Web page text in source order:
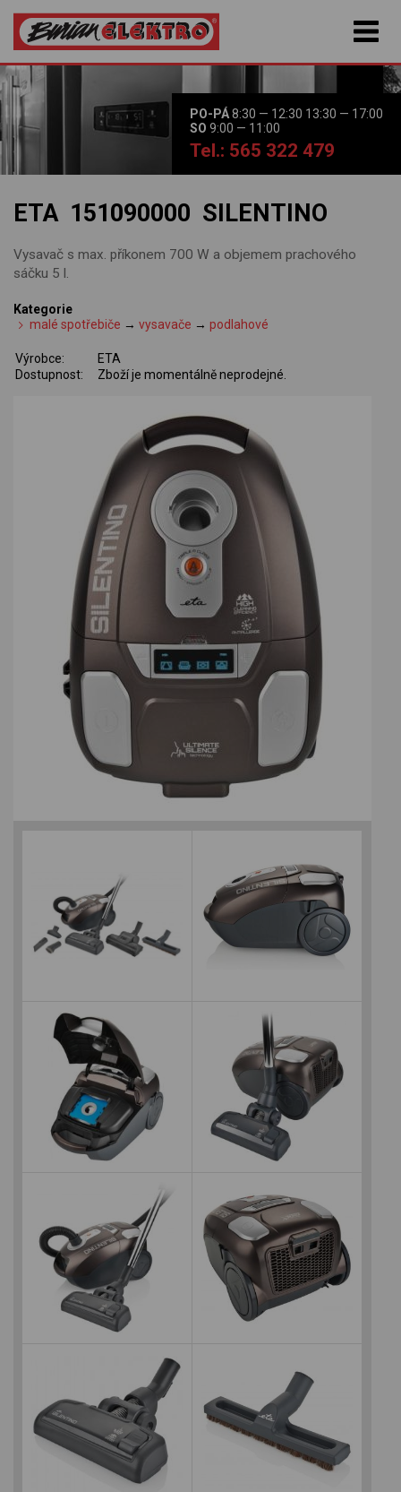
PO-PÁ8:30 — 12:30 13:30 — 17:00
SO 9:00 — 11:00
Tel.: 565 322 479
ETA 151090000 SILENTINO
Vysavač s max. příkonem 700 W a objemem prachového
sáčku 5 l.
Kategorie
malé spotřebiče →vysavače →podlahové
Výrobce:
ETA
Dostupnost:
Zboží je momentálně neprodejné.